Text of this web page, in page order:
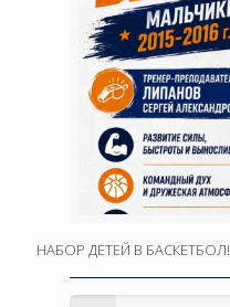
НАБОР ДЕТЕЙ В БАСКЕТБОЛ!